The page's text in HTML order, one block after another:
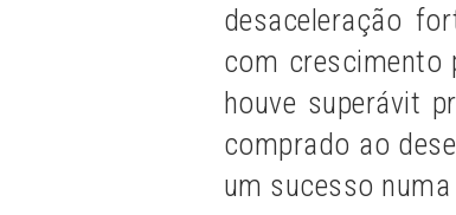
desaceleração
com crescimento
houve superávit
comprado ao
um sucesso